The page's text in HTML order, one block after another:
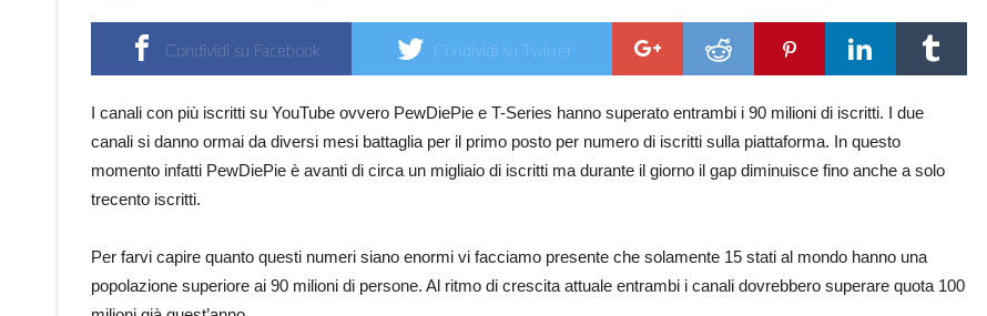
e
oltre
Condividi su Facebook Condividi su Twitter
I canali con più iscritti su YouTube ovvero PewDiePie e T-Series hanno superato entrambi i 90 milioni di iscritti. I due
canali si danno ormai da diversi mesi battaglia per il primo posto per numero di iscritti sulla piattaforma. In questo
momento infatti PewDiePie è avanti di circa un migliaio di iscritti ma durante il giorno il gap diminuisce fino anche a solo
trecento iscritti.
Per farvi capire quanto questi numeri siano enormi vi facciamo presente che solamente 15 stati al mondo hanno una
popolazione superiore ai 90 milioni di persone. Al ritmo di crescita attuale entrambi i canali dovrebbero superare quota 100